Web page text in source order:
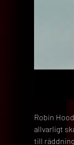
Robin
allvarligt
till